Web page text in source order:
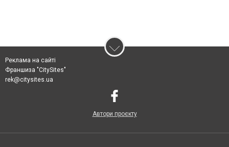
Реклама на сайті
Франшиза "CitySites"
rek@citysites.ua
Автори проєкту